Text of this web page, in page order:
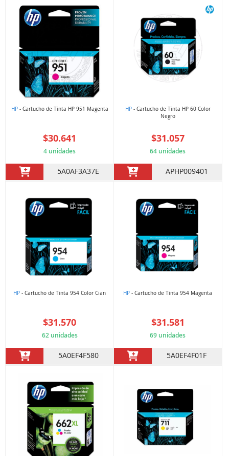
HP- Cartucho de Tinta HP 951 Magenta
$30.641
4 unidades
5A0AF3A37E
HP- Cartucho de Tinta HP 60 Color
Negro
$31.057
64 unidades
APHP009401
HP - Cartucho de Tinta 954 Color Cian
$31.570
62 unidades
5A0EF4F580
HP - Cartucho de Tinta 954 Magenta
$31.581
69 unidades
5A0EF4F01F